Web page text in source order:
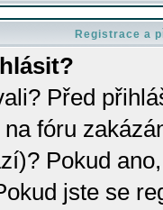
Registrace a
Před
fóru
Pokud
jste se